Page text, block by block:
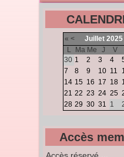
« < Juillet 2025
L
Ma Me J V
30 1 2 3 4
7
8 9 10 11
14 15 16 17 18
21 22 23 24 25
28 29 30 31 1
Accès